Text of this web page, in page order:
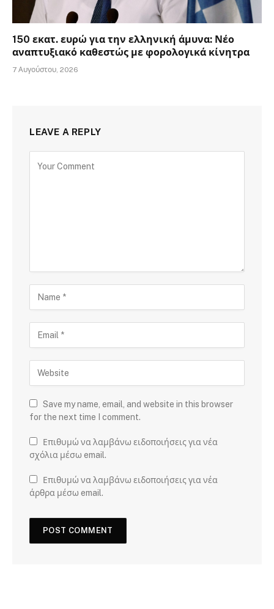
150 εκατ. ευρώ για την ελληνική άμυνα: Νέο
αναπτυξιακό καθεστώς με φορολογικά κίνητρα
7 Αυγούστου, 2026
LEAVE A REPLY
Save my name, email, and website in this browser
for the next time I comment.
Επιθυμώ να λαμβάνω ειδοποιήσεις για νέα
σχόλια μέσω email.
Επιθυμώ να λαμβάνω ειδοποιήσεις για νέα
άρθρα μέσω email.